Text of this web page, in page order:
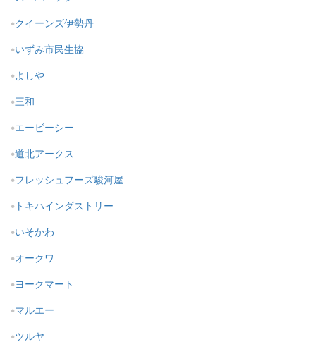
クイーンズ伊勢丹
いずみ市民生協
よしや
三和
エービーシー
道北アークス
フレッシュフーズ駿河屋
トキハインダストリー
いそかわ
オークワ
ヨークマート
マルエー
ツルヤ